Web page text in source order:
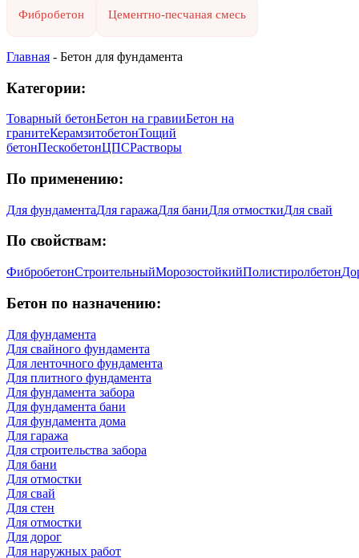
Фибробетон Цементно-песчаная смесь
Главная - Бетон для фундамента
Категории:
Товарный бетонБетон на гравииБетон на
гранитеКерамзитобетонТощий
бетонПескобетонЦПСРастворы
По применению:
Для фундаментаДля гаражаДля баниДля отмосткиДля свай
По свойствам:
ФибробетонСтроительныйМорозостойкийПолистиролбетон
Бетон по назначению:
Для фундамента
Для свайного фундамента
Для ленточного фундамента
Для плитного фундамента
Для фундамента забора
Для фундамента бани
Для фундамента дома
Для гаража
Для строительства забора
Для бани
Для отмостки
Для свай
Для стен
Для отмостки
Для дорог
Для наружных работ